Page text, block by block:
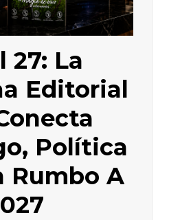
27: La
Editorial
Política
Rumbo A